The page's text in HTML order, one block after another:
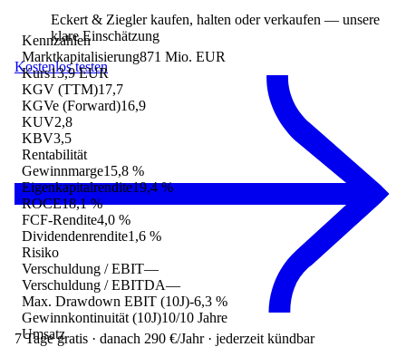
Kennzahlen
Marktkapitalisierung871 Mio. EUR
Kurs13,9 EUR
KGV (TTM)17,7
KGVe (Forward)16,9
KUV2,8
KBV3,5
Rentabilität
Gewinnmarge15,8 %
Eigenkapitalrendite19,4 %
ROCE18,1 %
FCF-Rendite4,0 %
Dividendenrendite1,6 %
Risiko
Verschuldung / EBIT—
Verschuldung / EBITDA—
Max. Drawdown EBIT (10J)-6,3 %
Gewinnkontinuität (10J)10/10 Jahre
Umsatz
Eckert & Ziegler kaufen, halten oder verkaufen — unsere
klare Einschätzung
Kostenlos testen
7 Tage gratis · danach 290 €/Jahr · jederzeit kündbar